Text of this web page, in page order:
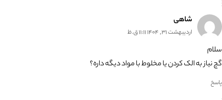
شاهی
اردیبهشت 31, 1404 11:11 ق.ظ
سلام
گچ نیاز به الک کردن یا مخلوط با مواد دیگه داره؟
پاسخ